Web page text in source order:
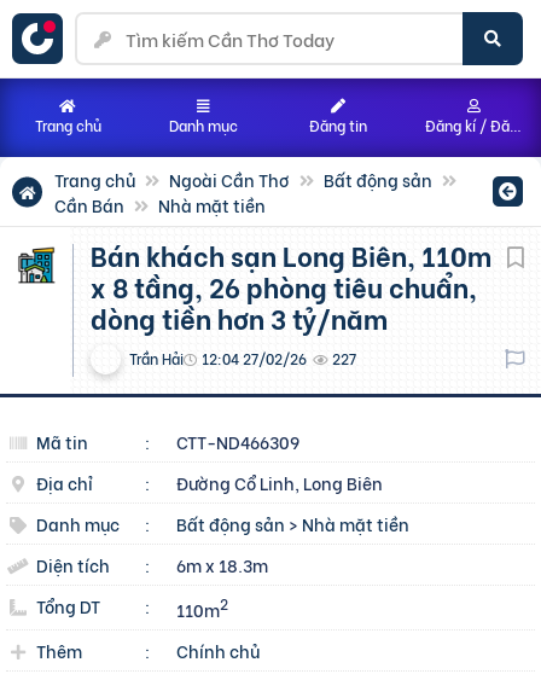
Trang chủ Ngoài Cần Thơ
Bất động sản
Cần Bán
Nhà mặt tiền
bán khách sạn Long Biên, 110m
x 8 tầng, 26 phòng tiêu chuẩn,
dòng tiền hơn 3 tỷ/năm
Trần Hải 12:04 27/02/26 227
Mã tin :
CTT-ND466309
Địa chỉ
:
Đường Cổ Linh, Long Biên
Danh mục
: Bất động sản > Nhà mặt tiền
Diện tích
:
6m x 18.3m
Tổng DT
: 110m2
Thêm :
Chính chủ
Trang chủ Danh mục Đăng tin